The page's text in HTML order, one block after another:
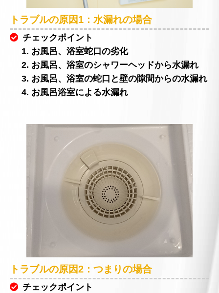
トラブルの原因1：水漏れの場合
チェックポイント
1. お風呂、浴室蛇口の劣化
2. お風呂、浴室のシャワーヘッドから水漏れ
3. お風呂、浴室の蛇口と壁の隙間からの水漏れ
4. お風呂浴室による水漏れ
トラブルの原因2：つまりの場合
チェックポイント